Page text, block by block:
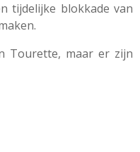
tijdelijke blokkade van
Tourette, maar er zijn